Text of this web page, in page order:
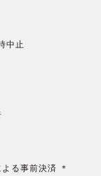
中止
る事前決済 ＊